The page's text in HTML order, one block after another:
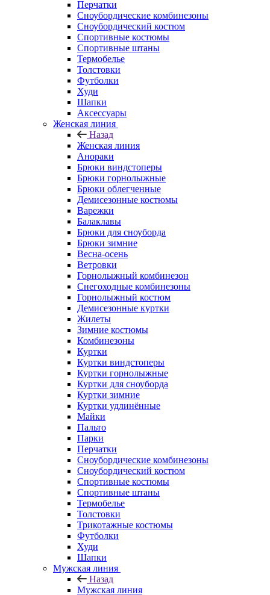
Перчатки
Сноубордические комбинезоны
Сноубордический костюм
Спортивные костюмы
Спортивные штаны
Термобелье
Толстовки
Футболки
Худи
Шапки
Аксессуары
Женская линия
Назад
Женская линия
Анораки
Брюки виндстоперы
Брюки горнолыжные
Брюки облегченные
Демисезонные костюмы
Варежки
Балаклавы
Брюки для сноуборда
Брюки зимние
Весна-осень
Ветровки
Горнолыжный комбинезон
Снегоходные комбинезоны
Горнолыжный костюм
Демисезонные куртки
Жилеты
Зимние костюмы
Комбинезоны
Куртки
Куртки виндстоперы
Куртки горнолыжные
Куртки для сноуборда
Куртки зимние
Куртки удлинённые
Майки
Пальто
Парки
Перчатки
Сноубордические комбинезоны
Сноубордический костюм
Спортивные костюмы
Спортивные штаны
Термобелье
Толстовки
Трикотажные костюмы
Футболки
Худи
Шапки
Мужская линия
Назад
Мужская линия